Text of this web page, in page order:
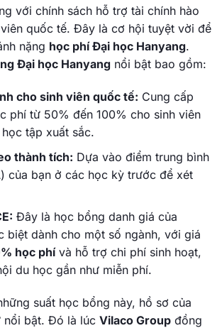
với chính sách hỗ trợ tài chính hào
quốc tế. Đây là cơ hội tuyệt vời để
nặng học phí Đại học Hanyang.
Đại học Hanyang nổi bật bao gồm:
cho sinh viên quốc tế: Cung cấp
phí từ 50% đến 100% cho sinh viên
tập xuất sắc.
thành tích: Dựa vào điểm trung bình
của bạn ở các học kỳ trước để xét
Đây là học bổng danh giá của
biệt dành cho một số ngành, với giá
học phívà hỗ trợ chi phí sinh hoạt,
du học gần như miễn phí.
suất học bổng này, hồ sơ của
nổi bật. Đó là lúc Vilaco Group đồng